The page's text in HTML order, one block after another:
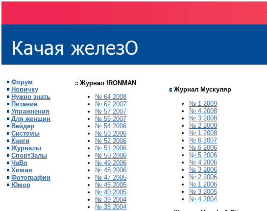
Форум
Новичку
Нужно знать
Питание
Упражнения
Для женщин
Вейдер
Системы
Книги
Журналы
СпортЗалы
ЧаВо
Химия
Фотографии
Юмор
Журнал IRONMAN
№ 64 2008
№ 62 2007
№ 57 2007
№ 56 2007
№ 54 2006
№ 53 2006
№ 52 2006
№ 51 2006
№ 50 2006
№ 49 2006
№ 48 2006
№ 47 2005
№ 46 2005
№ 40 2005
№ 39 2004
№ 38 2004
Журнал Мускуляр
№ 1 2009
№ 4 2008
№ 3 2008
№ 2 2008
№ 1 2008
№ 6 2007
№ 6 2006
№ 5 2006
№ 4 2006
№ 3 2006
№ 2 2006
№ 1 2006
№ 3 2005
№ 4 2004